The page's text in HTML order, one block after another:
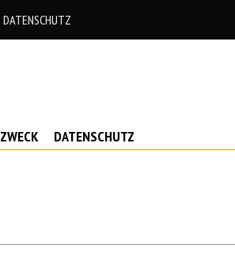
DATENSCHUTZ
ZWECK DATENSCHUTZ